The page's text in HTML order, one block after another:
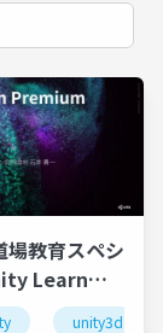
unitydojo
場教育スペシ
Learn
歩き方unity3d